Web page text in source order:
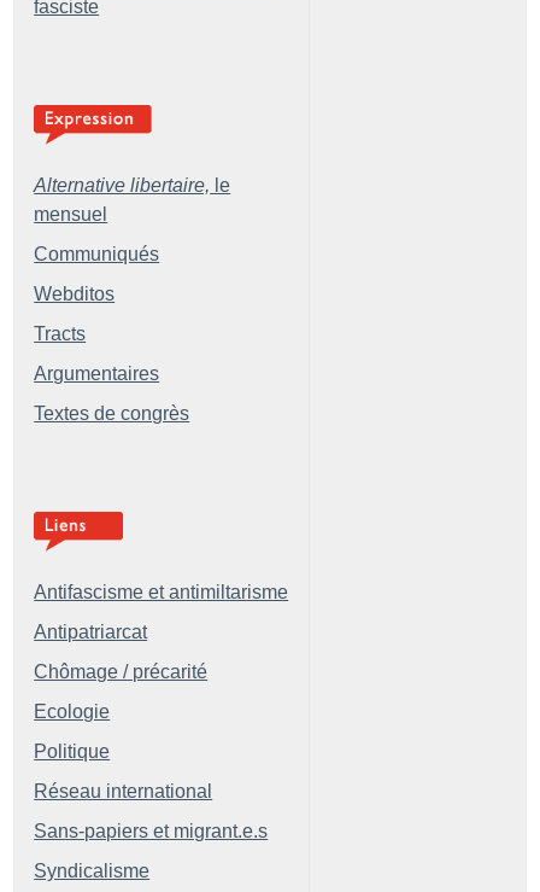
fasciste
Alternative libertaire, le
mensuel
Communiqués
Webditos
Tracts
Argumentaires
Textes de congrès
Antifascisme et antimiltarisme
Antipatriarcat
Chômage / précarité
Ecologie
Politique
Réseau international
Sans-papiers et migrant.e.s
Syndicalisme